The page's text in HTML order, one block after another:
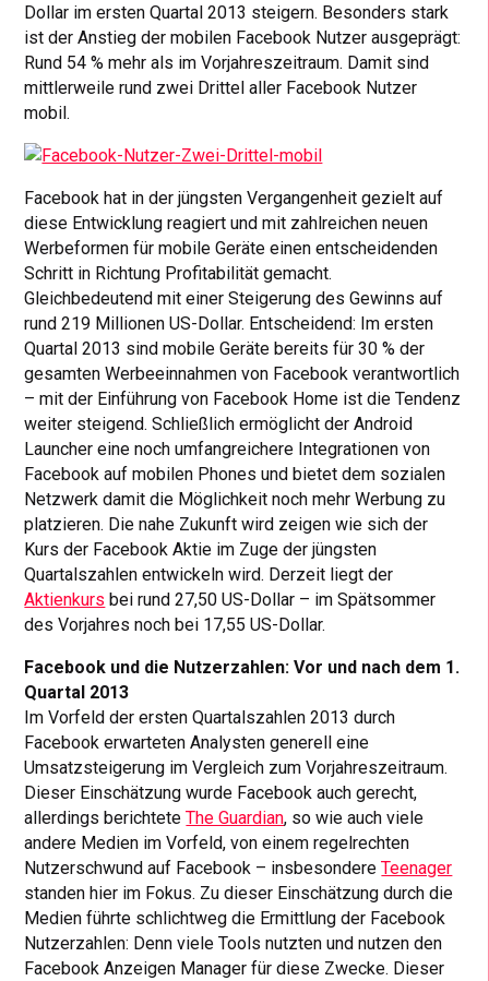
Dollar im ersten Quartal 2013 steigern. Besonders stark
ist der Anstieg der mobilen Facebook Nutzer ausgeprägt:
Rund 54 % mehr als im Vorjahreszeitraum. Damit sind
mittlerweile rund zwei Drittel aller Facebook Nutzer
mobil.
Facebook hat in der jüngsten Vergangenheit gezielt auf
diese Entwicklung reagiert und mit zahlreichen neuen
Werbeformen für mobile Geräte einen entscheidenden
Schritt in Richtung Profitabilität gemacht.
Gleichbedeutend mit einer Steigerung des Gewinns auf
rund 219 Millionen US-Dollar. Entscheidend: Im ersten
Quartal 2013 sind mobile Geräte bereits für 30 % der
gesamten Werbeeinnahmen von Facebook verantwortlich
– mit der Einführung von Facebook Home ist die Tendenz
weiter steigend. Schließlich ermöglicht der Android
Launcher eine noch umfangreichere Integrationen von
Facebook auf mobilen Phones und bietet dem sozialen
Netzwerk damit die Möglichkeit noch mehr Werbung zu
platzieren. Die nahe Zukunft wird zeigen wie sich der
Kurs der Facebook Aktie im Zuge der jüngsten
Quartalszahlen entwickeln wird. Derzeit liegt der
Aktienkurs bei rund 27,50 US-Dollar – im Spätsommer
des Vorjahres noch bei 17,55 US-Dollar.
Facebook und die Nutzerzahlen: Vor und nach dem 1.
Quartal 2013
Im Vorfeld der ersten Quartalszahlen 2013 durch
Facebook erwarteten Analysten generell eine
Umsatzsteigerung im Vergleich zum Vorjahreszeitraum.
Dieser Einschätzung wurde Facebook auch gerecht,
allerdings berichteteThe Guardian, so wie auch viele
andere Medien im Vorfeld, von einem regelrechten
Nutzerschwund auf Facebook – insbesondereTeenager
standen hier im Fokus. Zu dieser Einschätzung durch die
Medien führte schlichtweg die Ermittlung der Facebook
Nutzerzahlen: Denn viele Tools nutzten und nutzen den
Facebook Anzeigen Manager für diese Zwecke. Dieser